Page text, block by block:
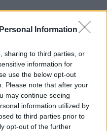
Information
sharing to third parties, or
information for
use the below opt-out
Please note that after your
may continue seeing
information utilized by
to third parties prior to
opt-out of the further